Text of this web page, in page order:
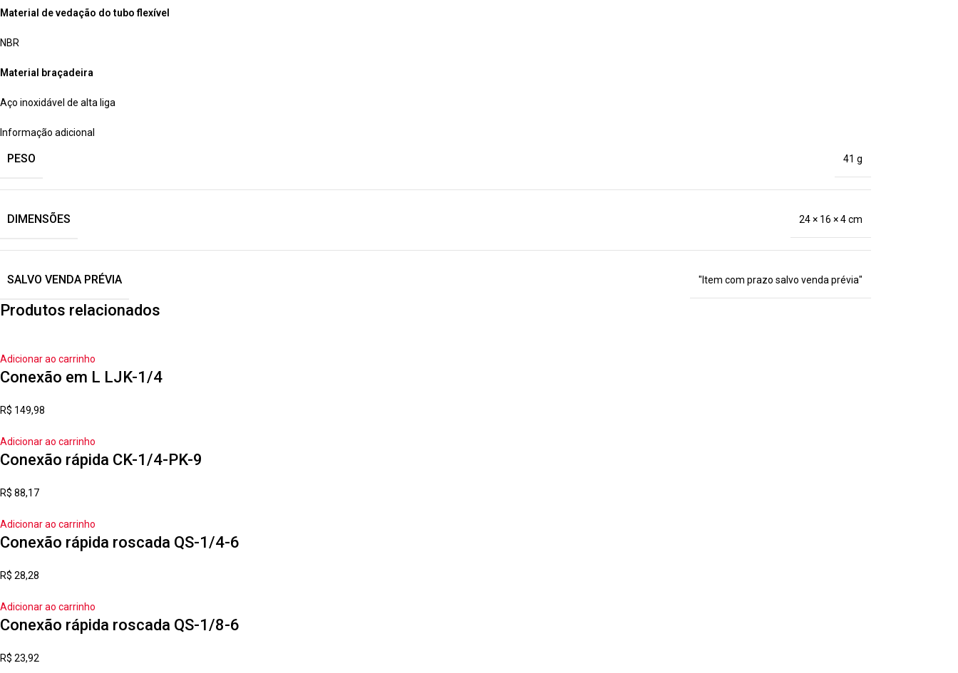
Material de vedação do tubo flexível
NBR
Material braçadeira
Aço inoxidável de alta liga
Informação adicional
PESO 41 g
DIMENSÕES 24 × 16 × 4 cm
SALVO VENDA PRÉVIA "Item com prazo salvo venda prévia"
Produtos relacionados
Adicionar ao carrinho
Conexão em L LJK-1/4
R$ 149,98
Adicionar ao carrinho
Conexão rápida CK-1/4-PK-9
R$ 88,17
Adicionar ao carrinho
Conexão rápida roscada QS-1/4-6
R$ 28,28
Adicionar ao carrinho
Conexão rápida roscada QS-1/8-6
R$ 23,92